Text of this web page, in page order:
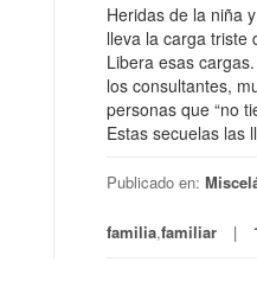
Heridas de la niña
lleva la carga
Libera esas
los consultantes,
personas que “no
Estas secuelas las
Publicado en:
familia,familiar